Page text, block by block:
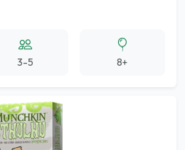
3-5 8+